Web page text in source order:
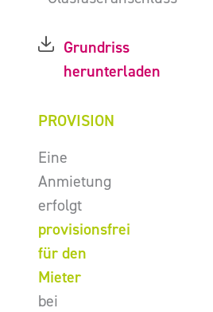
Grundriss
herunterladen
PROVISION
Eine
Anmietung
erfolgt
provisionsfrei
für den
Mieter
bei